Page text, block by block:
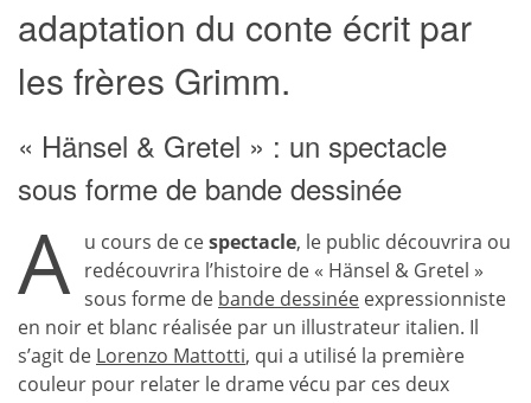
adaptation du conte écrit par
les frères Grimm.
« Hänsel & Gretel » : un spectacle
sous forme de bande dessinée
A u cours de cespectacle, le public découvrira ou
redécouvrira l’histoire de « Hänsel & Gretel »
sous forme de bande dessinée expressionniste
en noir et blanc réalisée par un illustrateur italien. Il
s’agit de Lorenzo Mattotti, qui a utilisé la première
couleur pour relater le drame vécu par ces deux